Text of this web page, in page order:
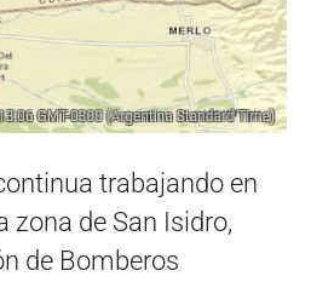
trabajando en
zona de San Isidro,
de Bomberos